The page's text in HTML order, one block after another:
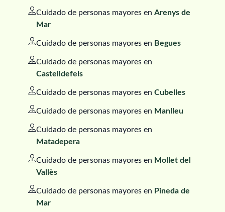
Cuidado de personas mayores en Arenys de
Mar
Cuidado de personas mayores en Begues
Cuidado de personas mayores en
Castelldefels
Cuidado de personas mayores en Cubelles
Cuidado de personas mayores en Manlleu
Cuidado de personas mayores en
Matadepera
Cuidado de personas mayores en Mollet del
Vallès
Cuidado de personas mayores en Pineda de
Mar